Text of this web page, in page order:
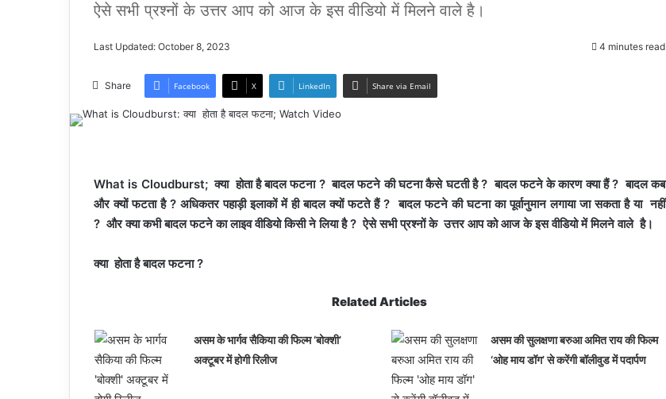
ऐसे सभी प्रश्नों के उत्तर आप को आज के इस वीडियो में मिलने वाले है।
Last Updated: October 8, 2023 4 minutes read
Share Facebook X LinkedIn Share via Email
What is Cloudburst; क्या होता है बादल फटना ? बादल फटने की घटना कैसे घटती है ? बादल फटने के कारण क्या हैं ? बादल कब
और क्यों फटता है ? अधिकतर पहाड़ी इलाकों में ही बादल क्यों फटते हैं ? बादल फटने की घटना का पूर्वानुमान लगाया जा सकता है या नहीं
? और क्या कभी बादल फटने का लाइव वीडियो किसी ने लिया है ? ऐसे सभी प्रश्नों के उत्तर आप को आज के इस वीडियो में मिलने वाले है।
क्या होता है बादल फटना ?
Related Articles
असम के भार्गव सैकिया की फिल्म ‘बोक्शी’
अक्टूबर में होगी रिलीज
असम की सुलक्षणा बरुआ अमित राय की फिल्म
‘ओह माय डॉग’ से करेंगी बॉलीवुड में पदार्पण